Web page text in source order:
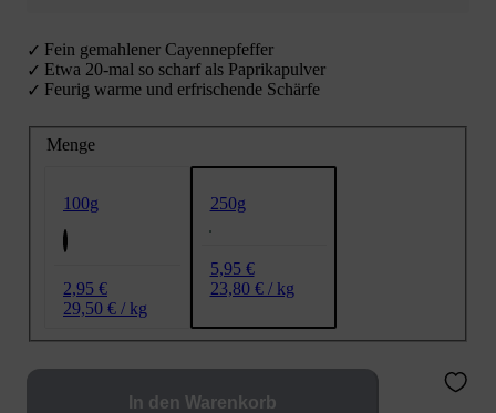
Fein gemahlener Cayennepfeffer
Etwa 20-mal so scharf als Paprikapulver
Feurig warme und erfrischende Schärfe
Menge
100g
2,95 €
29,50 € / kg
250g
5,95 €
23,80 € / kg
In den Warenkorb